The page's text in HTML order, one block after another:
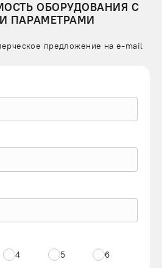
ОБОРУДОВАНИЯ С
ПАРАМЕТРАМИ
предложение на e-mail
4 5 6